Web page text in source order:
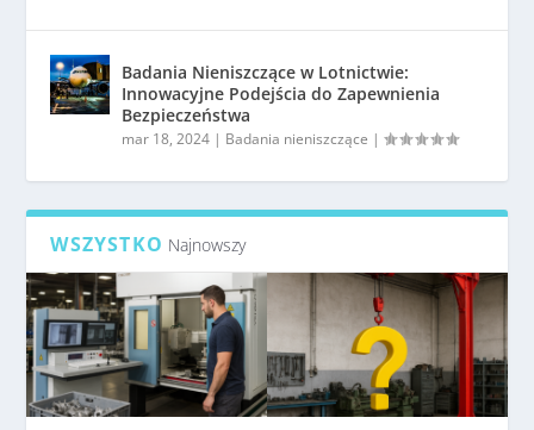
Badania Nieniszczące w Lotnictwie:
Innowacyjne Podejścia do Zapewnienia
Bezpieczeństwa
mar 18, 2024 | Badania nieniszczące |
WSZYSTKO Najnowszy